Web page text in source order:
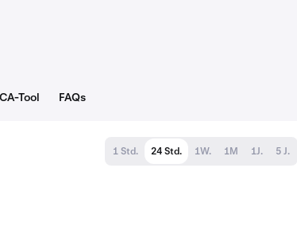
Tool FAQs
1 Std. 24 Std. 1W. 1M 1J. 5 J.